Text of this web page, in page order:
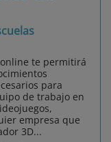
te permitirá
para
de trabajo en
empresa que
3D...